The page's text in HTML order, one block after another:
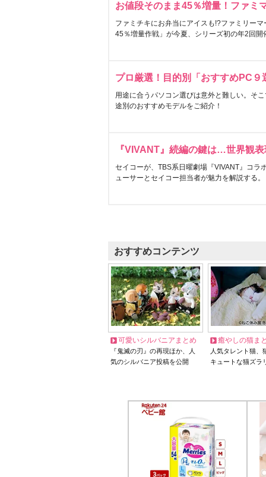
お値段そのまま45％増量！ファミ
ファミチキにお弁当にアイスも!?ファミリー
45％増量作戦」が今夏、シリーズ初の年2回開
プロ厳選！目的別「おすすめPC９
用途に合うパソコン選びは意外と難しい。そ
途別のおすすめモデルをご紹介！
『VIVANT』続編の鍵は…世界観
セイコーが、TBS系日曜劇場『VIVANT』コラ
ューサーとセイコー担当者が魅力を解説する。
おすすめコンテンツ
可愛いシルバニアまとめ
『鬼滅の刃』の再現ほか、人
気のシルバニア投稿を公開
癒やしの猫ま
人気タレント猫
キュートな猫ズラ